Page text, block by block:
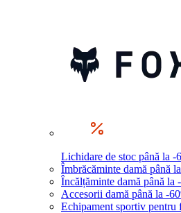
Lichidare de stoc până la -
Îmbrăcăminte damă până
Încălțăminte damă până la
Accesorii damă până la -
Echipament sportiv pentru